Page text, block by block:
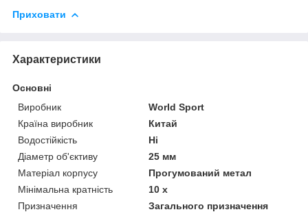
Приховати
Характеристики
Основні
Виробник
World Sport
Країна виробник
Китай
Водостійкість
Ні
Діаметр об'єктиву
25 мм
Матеріал корпусу
Прогумований метал
Мінімальна кратність
10 х
Призначення
Загального призначення